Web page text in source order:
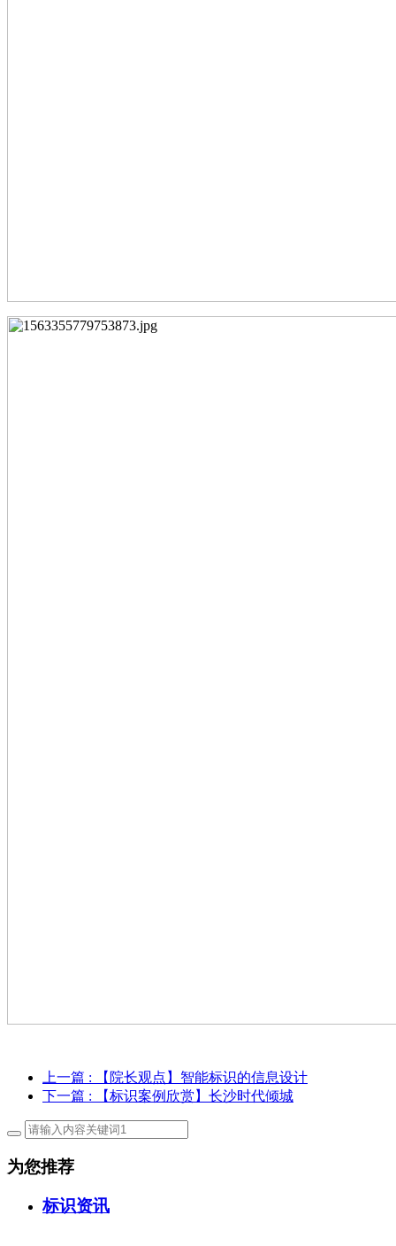
上一篇 : 【院长观点】智能标识的信息设计
下一篇 : 【标识案例欣赏】长沙时代倾城
为您推荐
标识资讯